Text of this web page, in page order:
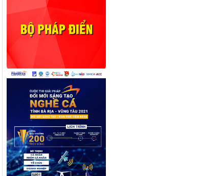
Triển khai phong trào “Hãy trở
thành Công dân số Thành phố
Hồ Chí Minh - Kết nối nhanh
chóng giữa công dân và chính
quyền” cho công chức, viên
chức và người lao động
■
Ban hành đơn giá bồi thường
vật nuôi trên địa bàn Thành phố
Hồ Chí Minh
(13/01)
Lấy ý kiến góp ý dự thảo Nghị
quyết bãi bỏ Nghị quyết số
02/2017/NQ-HĐND ngày 06
tháng 7 năm 2017(13/01)